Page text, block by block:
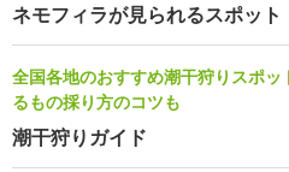
ネモフィラが見られるスポット
全国各地のおすすめ潮干狩りスポ
るもの採り方のコツも
潮干狩りガイド